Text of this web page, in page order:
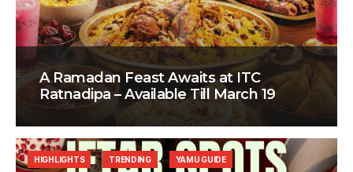
A Ramadan Feast Awaits at ITC
Ratnadipa – Available Till March 19
HIGHLIGHTS TRENDING YAMU GUIDE